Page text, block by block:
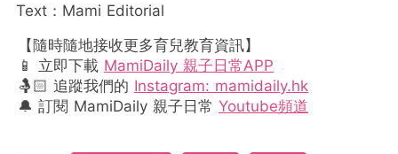
Text：Mami Editorial
【隨時隨地接收更多育兒教育資訊】
📱 立即下載 MamiDaily 親子日常APP
🤱🏻 追蹤我們的 Instagram: mamidaily.hk
🔔 訂閱 MamiDaily 親子日常 Youtube頻道